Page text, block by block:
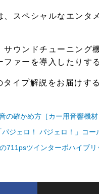
スペシャルなエン
ウンドチューニン
ァーを導入したり
イプ解説をお届けす
の確かめ方［カー用音響機
パジェロ！ パジェロ！」コー
711psツインターボハイブ